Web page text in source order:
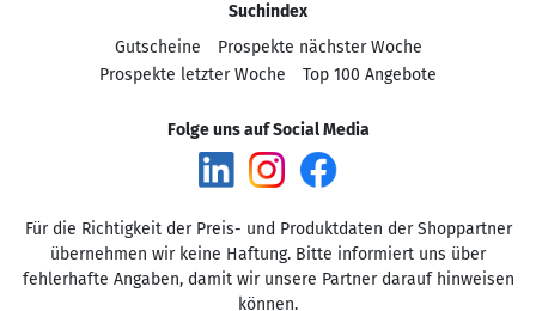
Suchindex
Gutscheine
Prospekte nächster Woche
Prospekte letzter Woche
Top 100 Angebote
Folge uns auf Social Media
Für die Richtigkeit der Preis- und Produktdaten der Shoppartner
übernehmen wir keine Haftung. Bitte informiert uns über
fehlerhafte Angaben, damit wir unsere Partner darauf hinweisen
können.